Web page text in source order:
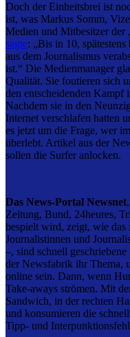
Doch der Einheitsbrei ist
ist, was Markus Somm,
Medien und Mitbesitzer der
sagte: „Bis in 10,
aus dem Journalismus
ist.“ Die Medienmanager
Qualität. Sie foutieren sich
den entscheidenden Kampf
Nachdem sie in den
Internet verschlafen hatten
es jetzt um die Frage, wer
überlebt. Artikel aus der
sollen die Surfer anlocken.
Das News-Portal Newsnet
Zeitung, Bund, 24heures,
bespielt wird, zeigt, wie
Journalistinnen und
–, sind schnell
der Newsfabrik ihr Thema,
online sein. Dann, wenn
Take-aways strömen. Mit
Sandwich, in der rechten
und konsumieren die
Tipp- und